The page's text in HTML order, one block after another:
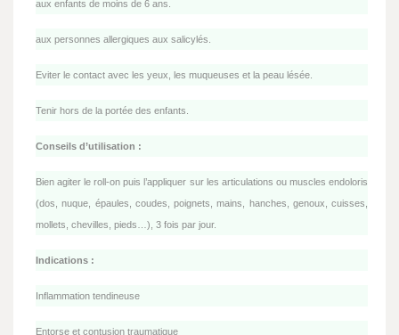
aux enfants de moins de 6 ans.
aux personnes allergiques aux salicylés.
Eviter le contact avec les yeux, les muqueuses et la peau lésée.
Tenir hors de la portée des enfants.
Conseils d’utilisation :
Bien agiter le roll-on puis l’appliquer sur les articulations ou muscles endoloris
(dos, nuque, épaules, coudes, poignets, mains, hanches, genoux, cuisses,
mollets, chevilles, pieds…), 3 fois par jour.
Indications :
Inflammation tendineuse
Entorse et contusion traumatique